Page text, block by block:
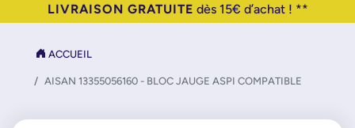
LIVRAISON GRATUITE dès 15€ d’achat ! **
ACCUEIL
AISAN 13355056160 - BLOC JAUGE ASPI COMPATIBLE